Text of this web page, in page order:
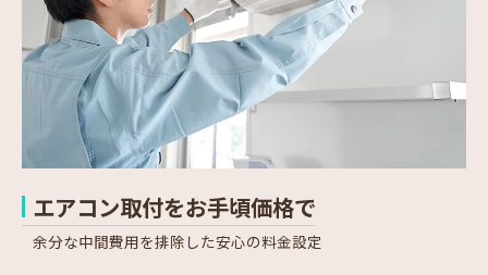
エアコン取付をお手頃価格で
余分な中間費用を排除した安心の料金設定